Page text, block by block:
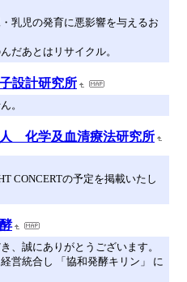
乳児の発育に悪影響を与えるお
だあとはリサイクル。
設計研究所
。
化学及血清療法研究所
CONCERTの予定を掲載いたし
、誠にありがとうございます。
営統合し 「協和発酵キリン」 に